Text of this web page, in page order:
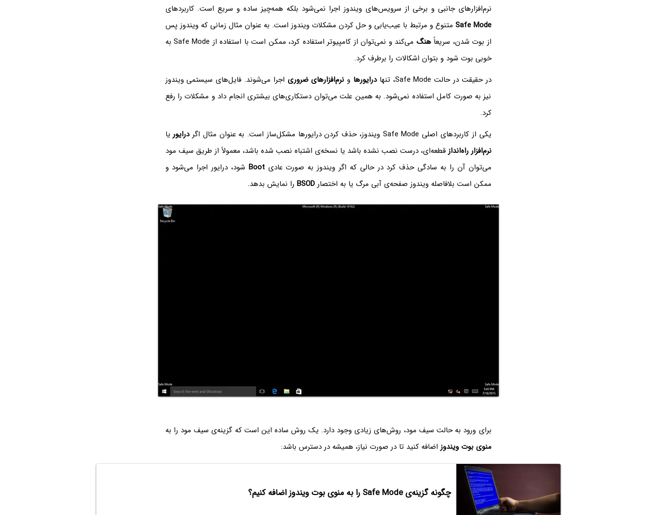
نرم‌افزارهای جانبی و برخی از سرویس‌های ویندوز اجرا نمی‌شود بلکه همه‌چیز ساده و سریع است. کاربردهای
Safe Mode متنوع و مرتبط با عیب‌یابی و حل کردن مشکلات ویندوز است. به عنوان مثال زمانی که ویندوز پس
از بوت شدن، سریعاًهنگ
می‌کند و نمی‌توان از کامپیوتر استفاده کرد، ممکن است با استفاده از Safe Mode به
خوبی بوت شود و بتوان اشکالات را برطرف کرد.
در حقیقت در حالت Safe Mode، تنها
درایورها و نرم‌افزارهای ضروری اجرا می‌شوند. فایل‌های سیستمی ویندوز
نیز به صورت کامل استفاده نمی‌شود. به همین علت می‌توان دستکاری‌های بیشتری انجام داد و مشکلات را رفع
کرد.
یکی از کاربردهای اصلی Safe Mode ویندوز، حذف کردن درایورها مشکل‌ساز است. به عنوان مثال اگر
درایوریا
نرم‌افزار راه‌اندازقطعه‌ای، درست نصب نشده باشد یا نسخه‌ی اشتباه نصب شده باشد، معمولاً از طریق سیف مود
می‌توان آن را به سادگی حذف کرد در حالی که اگر ویندوز به صورت عادیBoot شود، درایور اجرا می‌شود و
ممکن است بلافاصله ویندوز صفحه‌ی آبی مرگ یا به اختصارBSOD را نمایش بدهد.
برای ورود به حالت سیف مود، روش‌های زیادی وجود دارد. یک روش ساده این است که گزینه‌ی سیف مود را به
منوی بوت ویندوزاضافه کنید تا در صورت نیاز، همیشه در دسترس باشد:
چگونه گزینه‌ی Safe Mode را به منوی بوت ویندوز اضافه کنیم؟